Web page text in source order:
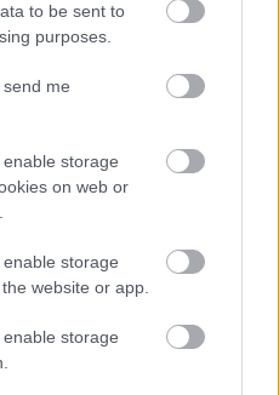
to be sent to
purposes.
me
storage
on web or
storage
website or app.
storage